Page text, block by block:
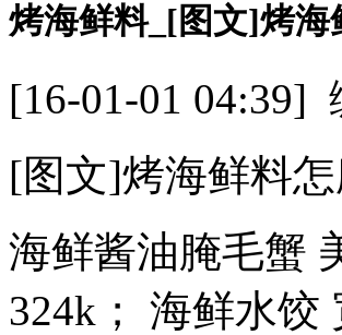
烤海鲜料_[图文]烤海
[16-01-01
[图文]烤海鲜料
海鲜酱油腌毛蟹
324k； 海鲜水饺